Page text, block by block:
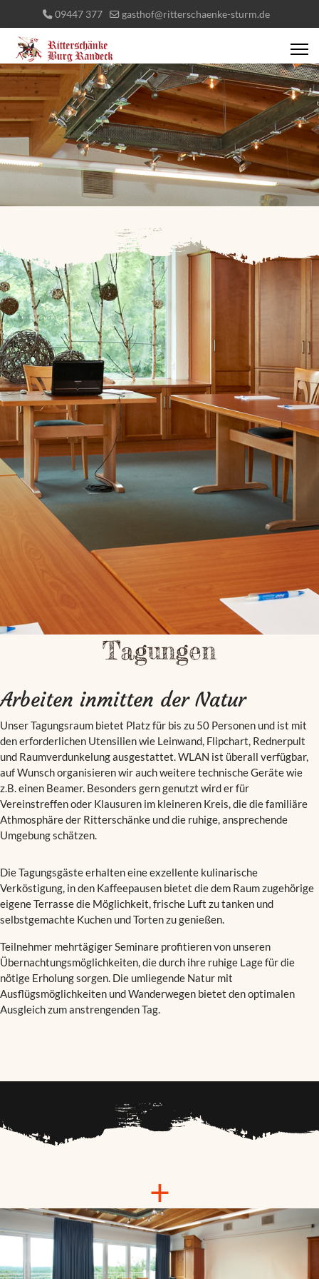
09447 377 gasthof@ritterschaenke-sturm.de
Tagungen
Arbeiten inmitten der Natur
Unser Tagungsraum bietet Platz für bis zu 50 Personen und ist mit
den erforderlichen Utensilien wie Leinwand, Flipchart, Rednerpult
und Raumverdunkelung ausgestattet. WLAN ist überall verfügbar,
auf Wunsch organisieren wir auch weitere technische Geräte wie
z.B. einen Beamer. Besonders gern genutzt wird er für
Vereinstreffen oder Klausuren im kleineren Kreis, die die familiäre
Athmosphäre der Ritterschänke und die ruhige, ansprechende
Umgebung schätzen.
Die Tagungsgäste erhalten eine exzellente kulinarische
Verköstigung, in den Kaffeepausen bietet die dem Raum zugehörige
eigene Terrasse die Möglichkeit, frische Luft zu tanken und
selbstgemachte Kuchen und Torten zu genießen.
Teilnehmer mehrtägiger Seminare profitieren von unseren
Übernachtungsmöglichkeiten, die durch ihre ruhige Lage für die
nötige Erholung sorgen. Die umliegende Natur mit
Ausflügsmöglichkeiten und Wanderwegen bietet den optimalen
Ausgleich zum anstrengenden Tag.
+